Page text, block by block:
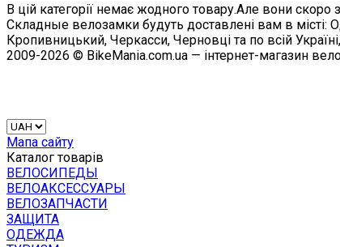
В цій категорії немає жодного товару.Але вони скоро
Складные велозамки будуть доставлені вам в місті:
Кропивницький, Черкасси, Черновці та по всій
2009-2026 © BikeMania.com.ua — інтернет-магазин
Мапа сайту
Каталог товарів
ВЕЛОСИПЕДЫ
ВЕЛОАКСЕССУАРЫ
ВЕЛОЗАПЧАСТИ
ЗАЩИТА
ОДЕЖДА